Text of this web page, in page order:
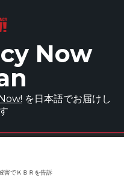
Now
を日本語でお届けし
害でＫＢＲを告訴